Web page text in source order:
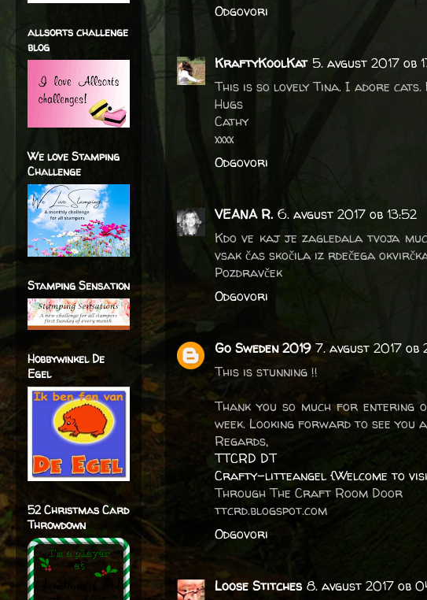
Odgovori
KraftyKoolKat 5. avgust 2017 ob
This is so lovely Tina. I adore
Hugs
Cathy
xxxx
Odgovori
VEANA R. 6. avgust 2017 ob 13:52
Kdo ve kaj je zagledala tvoja
vsak čas skočila iz rdečega
Pozdravček
Odgovori
Go Sweden 2019 7. avgust 2017 ob
This is stunning !!
Thank you so much for entering
week. Looking forward to see you
Regards,
TTCRD DT
Crafty-litteangel {Welcome to
Through The Craft Room Door
ttcrd.blogspot.com
Odgovori
Loose Stitches 8. avgust 2017 ob
allsorts challenge
blog
We love Stamping
Challenge
Stamping Sensation
Hobbywinkel De
Egel
52 Christmas Card
Throwdown